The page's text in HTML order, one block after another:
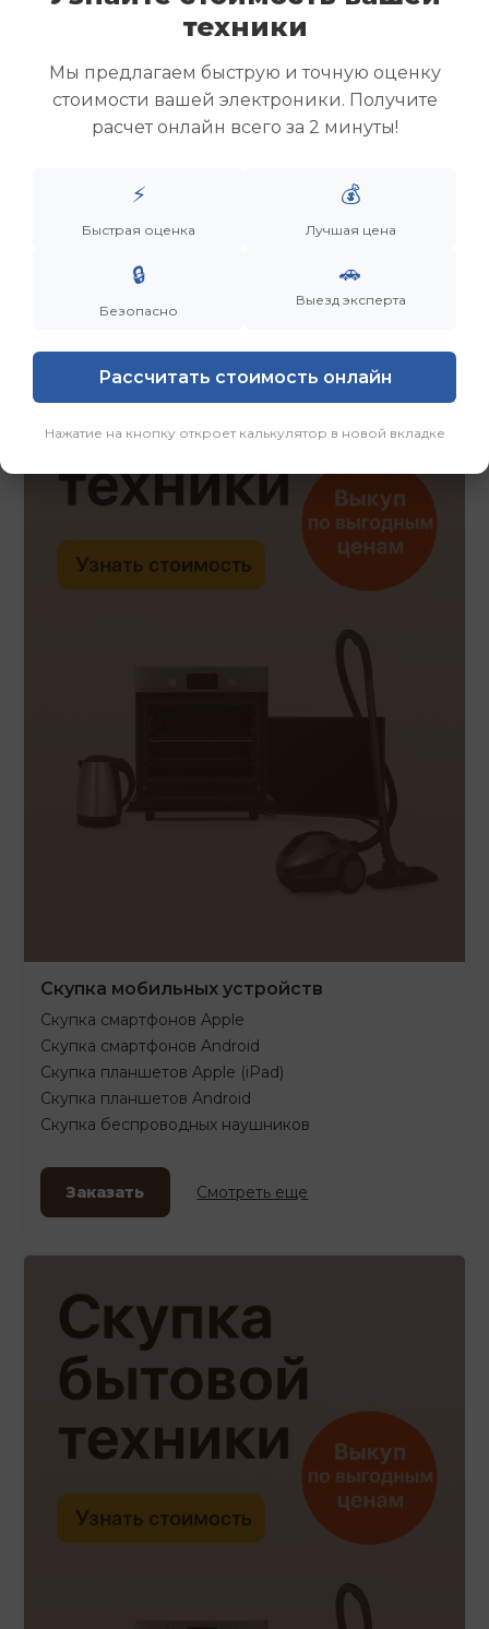
Скупка ноутбуков
Скупка ультрабуков
Скупка игровых ноутбуков
Скупка рабочих ноутбуков
Скупка старых ноутбуков (б/у)
Заказать Смотреть еще
Скупка мобильных устройств
Скупка смартфонов Apple
Скупка смартфонов Android
Скупка планшетов Apple (iPad)
Скупка планшетов Android
Скупка беспроводных наушников
Заказать Смотреть еще
техники
Мы предлагаем быструю и точную оценку
стоимости вашей электроники. Получите
расчет онлайн всего за 2 минуты!
⚡
Быстрая оценка
💰
Лучшая цена
🔒
Безопасно
🚗
Выезд эксперта
Рассчитать стоимость онлайн
Нажатие на кнопку откроет калькулятор в новой вкладке